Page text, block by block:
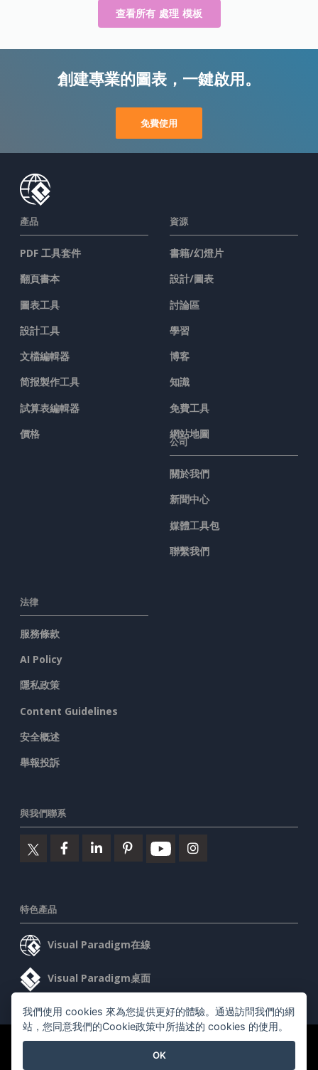
查看所有 處理 模板
創建專業的圖表，一鍵啟用。
免費使用
產品
PDF 工具套件
翻頁書本
圖表工具
設計工具
文檔編輯器
简报製作工具
試算表編輯器
價格
資源
書籍/幻燈片
設計/圖表
討論區
學習
博客
知識
免費工具
網站地圖
公司
關於我們
新聞中心
媒體工具包
聯繫我們
法律
服務條款
AI Policy
隱私政策
Content Guidelines
安全概述
舉報投訴
與我們聯系
特色產品
Visual Paradigm在線
Visual Paradigm桌面
我們使用 cookies 來為您提供更好的體驗。通過訪問我們的網
站，您同意我們的Cookie政策中所描述的 cookies 的使用。
OK